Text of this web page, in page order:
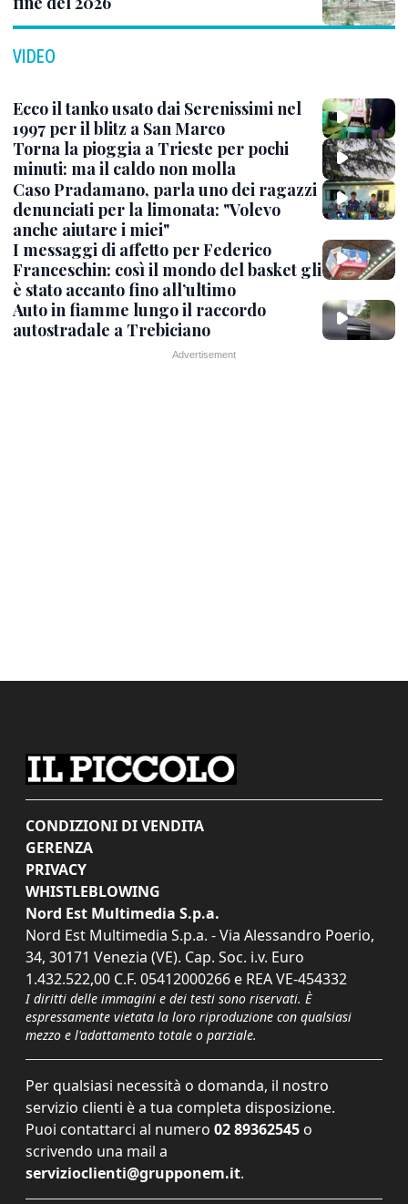
VIDEO
Ecco il tanko usato dai Serenissimi nel
1997 per il blitz a San Marco
Torna la pioggia a Trieste per pochi
minuti: ma il caldo non molla
Caso Pradamano, parla uno dei ragazzi
denunciati per la limonata: "Volevo
anche aiutare i miei"
I messaggi di affetto per Federico
Franceschin: così il mondo del basket gli
è stato accanto fino all’ultimo
Auto in fiamme lungo il raccordo
autostradale a Trebiciano
CONDIZIONI DI VENDITA
GERENZA
PRIVACY
WHISTLEBLOWING
Nord Est Multimedia S.p.a.
Nord Est Multimedia S.p.a. - Via Alessandro Poerio,
34, 30171 Venezia (VE). Cap. Soc. i.v. Euro
1.432.522,00 C.F. 05412000266 e REA VE-454332
I diritti delle immagini e dei testi sono riservati. È
espressamente vietata la loro riproduzione con qualsiasi
mezzo e l'adattamento totale o parziale.
Per qualsiasi necessità o domanda, il nostro
servizio clienti è a tua completa disposizione.
Puoi contattarci al numero 02 89362545 o
scrivendo una mail a
servizioclienti@grupponem.it.